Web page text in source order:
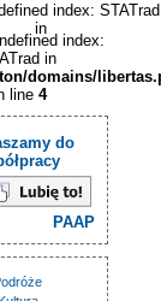
index:
in
domains/
line 4
do
PAAP
index: STATrad
in